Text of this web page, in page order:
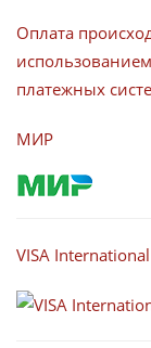
Оплата
платежных
МИР
VISA International